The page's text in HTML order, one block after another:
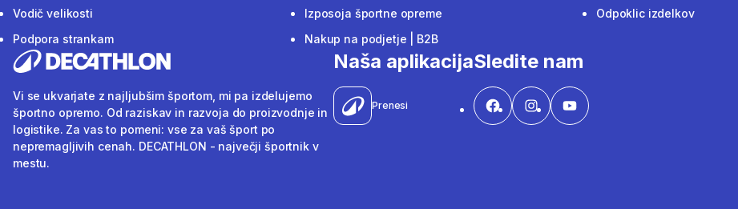
Vodič velikosti
Podpora strankam
Izposoja športne opreme
Nakup na podjetje | B2B
Odpoklic izdelkov
Vi se ukvarjate z najljubšim športom, mi pa izdelujemo
športno opremo. Od raziskav in razvoja do proizvodnje in
logistike. Za vas to pomeni: vse za vaš šport po
nepremagljivih cenah. DECATHLON - največji športnik v
mestu.
Naša aplikacija
Prenesi
Sledite nam